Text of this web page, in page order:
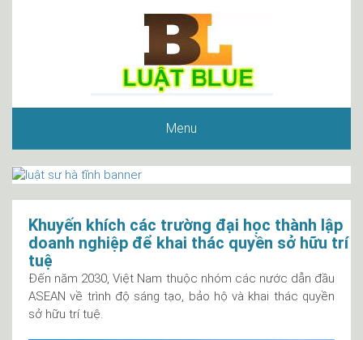
Menu
Khuyến khích các trường đại học thành lập
doanh nghiệp để khai thác quyền sở hữu trí
tuệ
Đến năm 2030, Việt Nam thuộc nhóm các nước dẫn đầu
ASEAN về trình độ sáng tạo, bảo hộ và khai thác quyền
sở hữu trí tuệ.